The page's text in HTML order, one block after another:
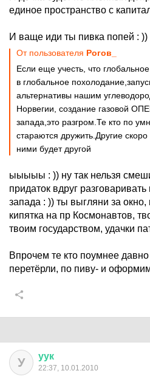
единое пространство с
И ваще иди ты пивка попей : ))
От пользователя Рогов_
Если еще учесть, что
в глобальное
альтернативы нашим
Норвегии, создание газовой
запада,это разгром.Те кто по
стараются дружить.Другие
ними будет другой
ыыыыы : )) ну так нельзя
придаток вдруг
запада : )) ты выгляни за
кипятка на пр Космонавтов,
твоим государством, удачки
Впрочем те кто поумнее
перетёрли, по пиву- и
У уук
22:37, 10.01.2010